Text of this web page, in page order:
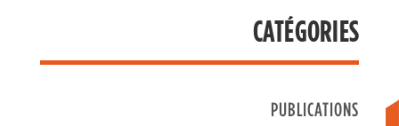
CATÉGORIES
PUBLICATIONS